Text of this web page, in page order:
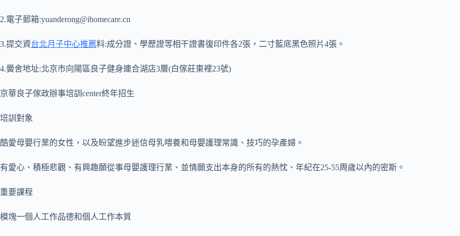
2.電子郵箱:yuanderong@ihomecare.cn
3.提交資台北月子中心推薦料:成分證、學歷證等相干證書復印件各2張，二寸藍底黑色照片4張。
4.黌舍地址:北京市向陽區良子健身連合湖店3層(白傢莊東裡23號)
京華良子傢政辦事培訓center終年招生
培訓對象
酷愛母嬰行業的女性，以及盼望進步迷信母乳喂養和母嬰護理常識、技巧的孕產婦。
有愛心、積極悲觀、有興趣願從事母嬰護理行業、並情願支出本身的所有的熱忱、年紀在25-55周歲以內的密斯。
重要課程
模塊一個人工作品德和個人工作本質